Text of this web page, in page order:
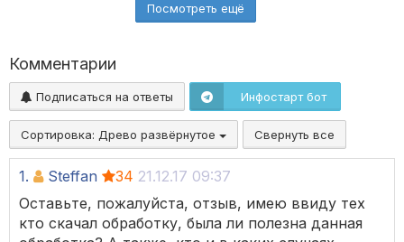
Посмотреть ещё
Комментарии
Подписаться на ответы Инфостарт бот
Сортировка: Древо развёрнутое Свернуть все
1. Steffan 34 21.12.17 09:37
Оставьте, пожалуйста, отзыв, имею ввиду тех
кто скачал обработку, была ли полезна данная